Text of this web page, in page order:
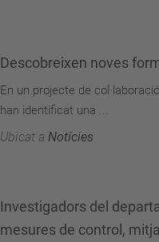
Descobreixen noves
En un projecte de
han identificat una ...
Ubicat a Notícies
Investigadors del
mesures de control,